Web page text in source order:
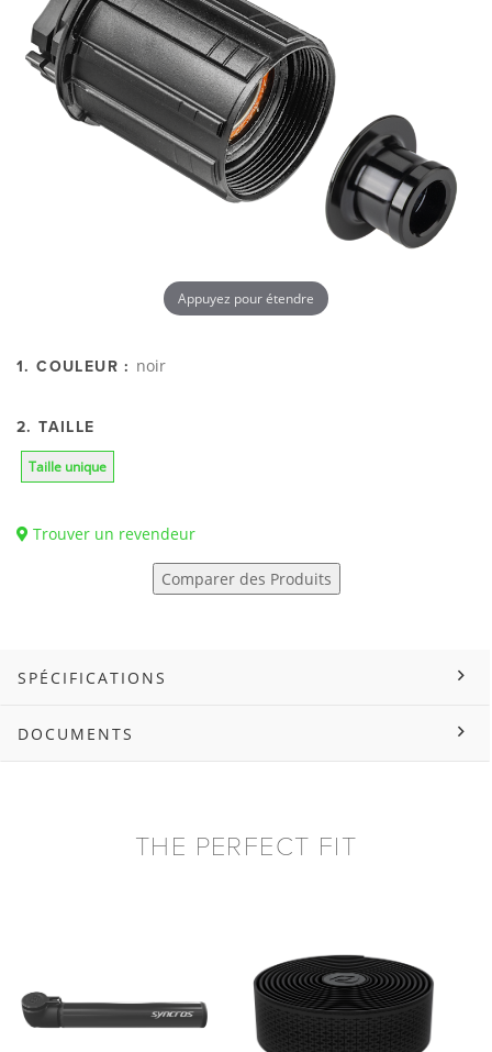
Appuyez pour étendre
1. COULEUR : noir
2. TAILLE
Taille unique
Trouver un revendeur
Comparer des Produits
SPÉCIFICATIONS
DOCUMENTS
THE PERFECT FIT